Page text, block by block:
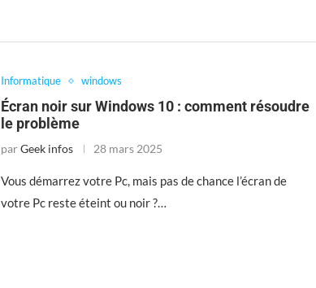
Informatique windows
Écran noir sur Windows 10 : comment résoudre
le problème
par Geek infos 28 mars 2025
Vous démarrez votre Pc, mais pas de chance l’écran de
votre Pc reste éteint ou noir ?…